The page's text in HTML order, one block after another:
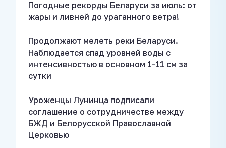
Погодные рекорды Беларуси за июль: от
жары и ливней до ураганного ветра!
Продолжают мелеть реки Беларуси.
Наблюдается спад уровней воды с
интенсивностью в основном 1-11 см за
сутки
Уроженцы Лунинца подписали
соглашение о сотрудничестве между
БЖД и Белорусской Православной
Церковью